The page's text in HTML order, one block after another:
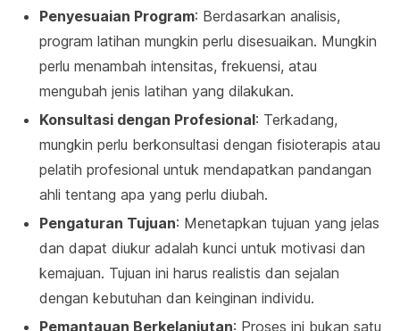
Penyesuaian Program: Berdasarkan analisis,
program latihan mungkin perlu disesuaikan. Mungkin
perlu menambah intensitas, frekuensi, atau
mengubah jenis latihan yang dilakukan.
Konsultasi dengan Profesional: Terkadang,
mungkin perlu berkonsultasi dengan fisioterapis atau
pelatih profesional untuk mendapatkan pandangan
ahli tentang apa yang perlu diubah.
Pengaturan Tujuan: Menetapkan tujuan yang jelas
dan dapat diukur adalah kunci untuk motivasi dan
kemajuan. Tujuan ini harus realistis dan sejalan
dengan kebutuhan dan keinginan individu.
Pemantauan Berkelanjutan: Proses ini bukan satu